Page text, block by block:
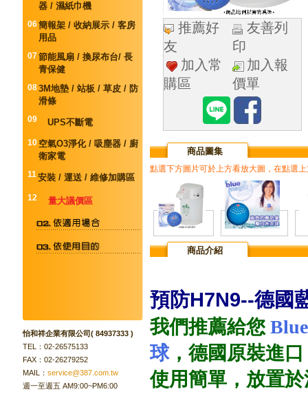
器 / 濕紙巾機
06簡報架 / 收納展示 / 客房
用品
07節能風扇 / 換尿布台/ 長
青保健
083M地墊 / 站板 / 草皮 / 防
滑條
09 UPS不斷電
10 空氣O3淨化 / 吸塵器 / 廚
衛家電
11安裝 / 運送 / 維修加購區
12 量大議價區
怡和祥企業有限公司( 84937333 )
TEL：02-26575133
FAX：02-26279252
MAIL： service@387.com.tw
週一至週五 AM9:00~PM6:00
推薦好
友
友善列
印
加入常
購區
加入報
價單
商品圖集
點選下方圖片可於上方看放大圖，在點選
商品介紹
預防H7N9--德國
我們推薦給您
球，德國原裝進
使用簡單，放置